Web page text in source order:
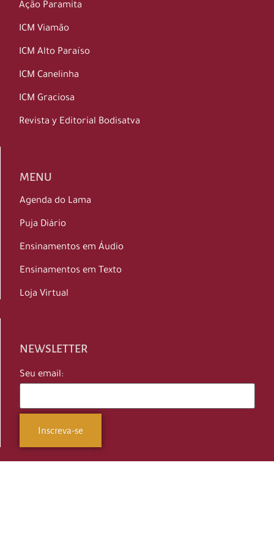
Ação Paramita
ICM Viamão
ICM Alto Paraíso
ICM Canelinha
ICM Graciosa
Revista y Editorial Bodisatva
MENU
Agenda do Lama
Puja Diário
Ensinamentos em Áudio
Ensinamentos em Texto
Loja Virtual
NEWSLETTER
Seu email: